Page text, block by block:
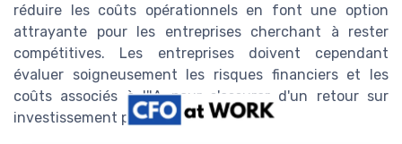
réduire les coûts opérationnels en font une option
attrayante pour les entreprises cherchant à rester
compétitives. Les entreprises doivent cependant
évaluer soigneusement les risques financiers et les
coûts associés à l'IA pour s'assurer d'un retour sur
investissement positif.